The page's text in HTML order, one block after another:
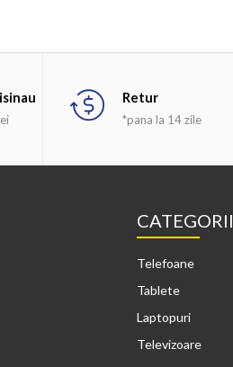
Retur
*pana la 14 zile
CATEGORII
Telefoane
Tablete
Laptopuri
Televizoare